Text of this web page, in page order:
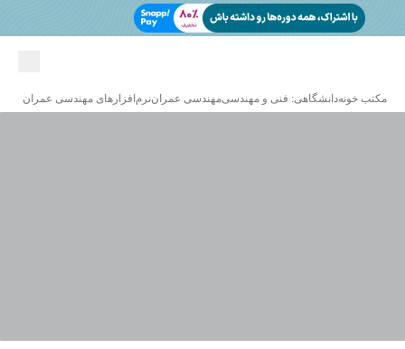
مکتب خونهدانشگاهی: فنی و مهندسیمهندسی عمراننرم‌افزارهای مهندسی عمران